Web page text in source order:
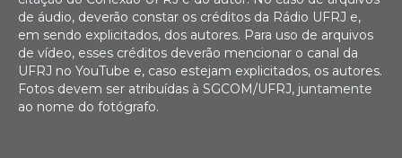
de áudio, deverão constar os créditos da Rádio UFRJ e,
em sendo explicitados, dos autores. Para uso de arquivos
de vídeo, esses créditos deverão mencionar o canal da
UFRJ no YouTube e, caso estejam explicitados, os autores.
Fotos devem ser atribuídas à SGCOM/UFRJ, juntamente
ao nome do fotógrafo.